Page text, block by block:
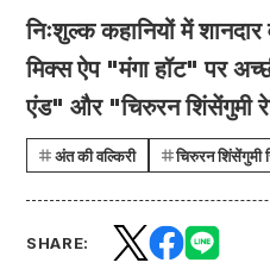
निःशुल्क कहानियों में
मिक्स ऐप "मंगा हॉट" पर
एंड" और "चिरुरन शिंसेंगुमी
अंत की वल्किरी चिरुरन शिंसेंगुमी
SHARE: